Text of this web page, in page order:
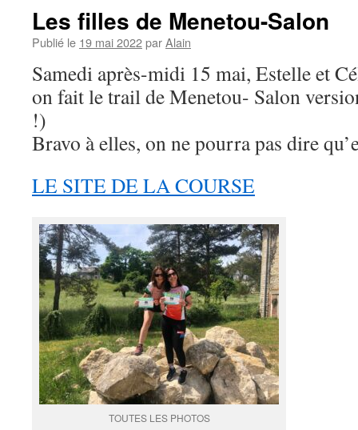
Les filles de Menetou-Salon
Publié le 19 mai 2022parAlain
Samedi après-midi 15 mai, Estelle et
on fait le trail de Menetou- Salon
!)
Bravo à elles, on ne pourra pas dire
LE SITE DE LA COURSE
TOUTES LES PHOTOS